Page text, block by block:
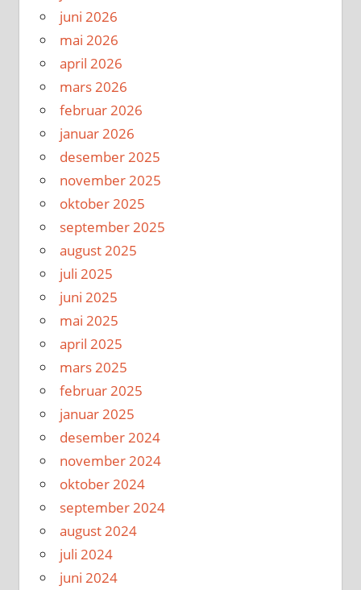
juni 2026
mai 2026
april 2026
mars 2026
februar 2026
januar 2026
desember 2025
november 2025
oktober 2025
september 2025
august 2025
juli 2025
juni 2025
mai 2025
april 2025
mars 2025
februar 2025
januar 2025
desember 2024
november 2024
oktober 2024
september 2024
august 2024
juli 2024
juni 2024